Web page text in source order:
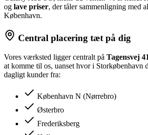
og lave priser, der tåler sammenligning med
København.
Central placering tæt på dig
Vores værksted ligger centralt på Tagensvej 41
at komme til os, uanset hvor i Storkøbenhavn
dagligt kunder fra:
København N (Nørrebro)
Østerbro
Frederiksberg